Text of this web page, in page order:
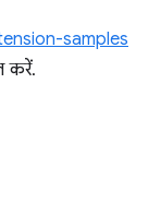
samples
करें.